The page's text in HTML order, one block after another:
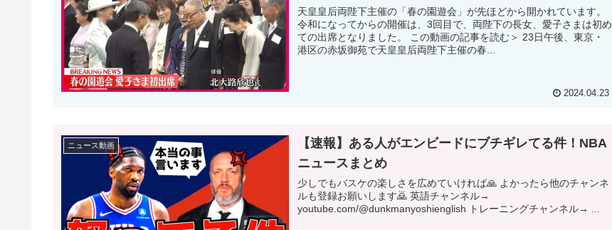
天皇皇后両陛下主催の「春の園遊会」が先ほどから開かれています。
令和になってからの開催は、3回目で、両陛下の長女、愛子さまは初め
ての出席となりました。 この動画の記事を読む＞ 23日午後、東京・
港区の赤坂御苑で天皇皇后両陛下主催の春...
2024.04.23
ニュース動画
【速報】ある人がエンビードにブチギレてる件！NBA
ニュースまとめ
少しでもバスケの楽しさを広めていければ🙏 よかったら他のチャンネ
ルも登録お願いします🙇 英語チャンネル→
youtube.com/@dunkmanyoshienglish トレーニングチャンネル→ ...